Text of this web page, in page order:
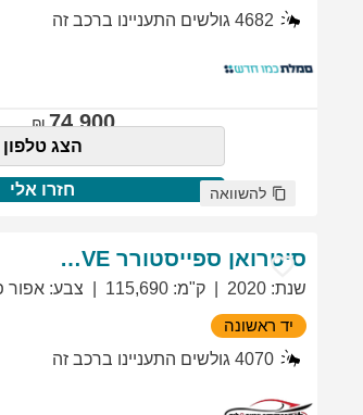
4682 גולשים התעניינו ברכב זה
74,900
הצג טלפון
חזרו אלי להשוואה
סיטרואן ספייסטורר EXCLUSIVE
שנת:
2020 ק"מ:
115,690 צבע: אפור
יד ראשונה
4070 גולשים התעניינו ברכב זה